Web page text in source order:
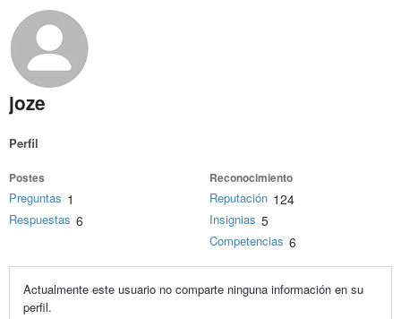
joze
Perfil
Postes
Preguntas 1
Respuestas 6
Reconocimiento
Reputación 124
Insignias 5
Competencias 6
Actualmente este usuario no comparte ninguna información en su
perfil.